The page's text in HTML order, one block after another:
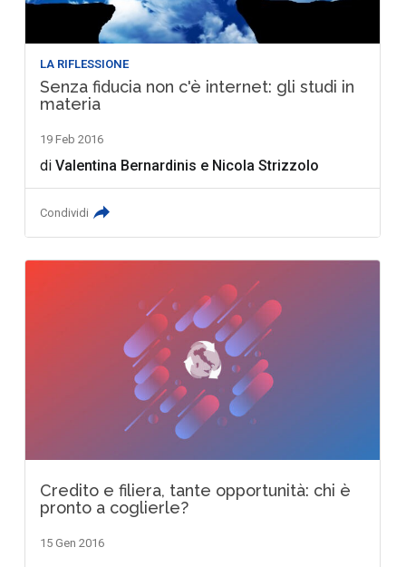
LA RIFLESSIONE
Senza fiducia non c'è internet: gli studi in
materia
19 Feb 2016
diValentina Bernardinis e Nicola Strizzolo
Condividi
Credito e filiera, tante opportunità: chi è
pronto a coglierle?
15 Gen 2016